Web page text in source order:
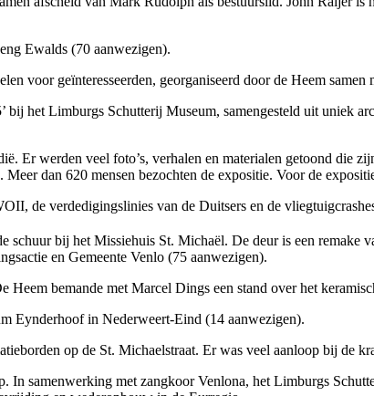
Ewalds (70 aanwezigen).
geïnteresseerden, georganiseerd door de Heem samen
het Limburgs Schutterij Museum, samengesteld uit uniek
Er werden veel foto’s, verhalen en materialen getoond die
dan 620 mensen bezochten de expositie. Voor de
verdedigingslinies van de Duitsers en de
bij het Missiehuis St. Michaël. De deur is een remake
en Gemeente Venlo (75 aanwezigen).
bemande met Marcel Dings een stand over het
in Nederweert-Eind (14 aanwezigen).
op de St. Michaelstraat. Er was veel aanloop bij de
In samenwerking met zangkoor Venlona, het Limburgs